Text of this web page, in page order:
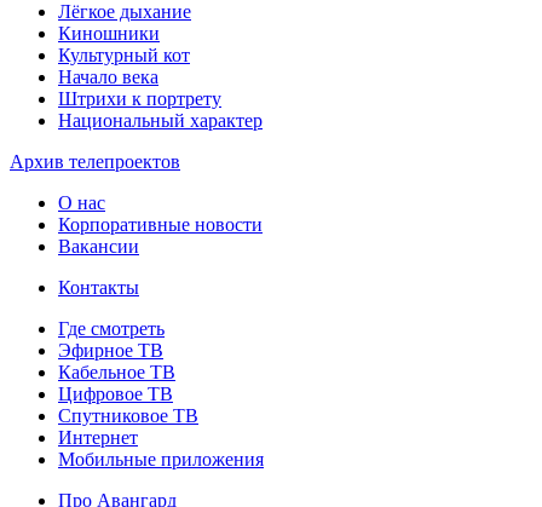
Лёгкое дыхание
Киношники
Культурный кот
Начало века
Штрихи к портрету
Национальный характер
Архив телепроектов
О нас
Корпоративные новости
Вакансии
Контакты
Где смотреть
Эфирное ТВ
Кабельное ТВ
Цифровое ТВ
Спутниковое ТВ
Интернет
Мобильные приложения
Про Авангард